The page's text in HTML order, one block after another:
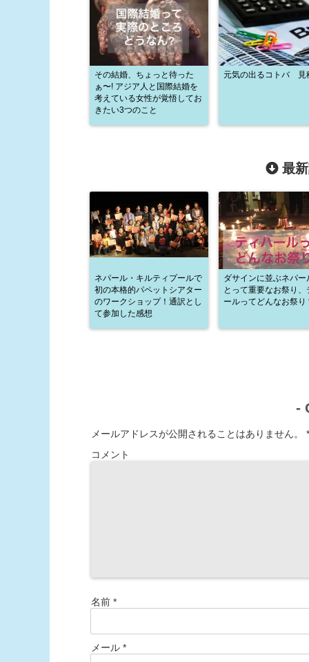
その結婚、ちょっと待った
ぁ〜! アジア人と国際結婚を
考えている女性が覚悟してお
きたい3つのこと
元気の出るコトバ 見
最
ネパール・キルティプールで
初の本格的パペットシアター
のワークショップ！通訳とし
て参加した感想
ダサインに並ぶネパー
とって重要なお祭り、
ールってどんなお祭り
-
メールアドレスが公開されることはありません。
*
コメント
名前 *
メール *